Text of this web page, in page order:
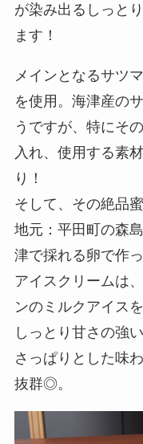
が染み出るしっと
ます！
メインとなるサツ
を使用。海津産の
うですが、特にそ
入れ、使用する素
り！
そして、その絶品
地元：平田町の森
津で採れる卵で作
アイスクリームは
ンのミルクアイス
しっとり甘さの強
さっぱりとした味
抜群◎。